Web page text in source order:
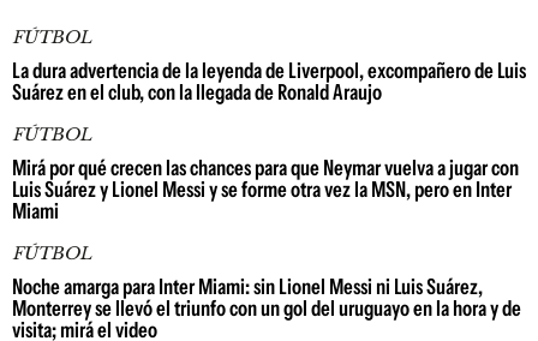
FÚTBOL
La dura advertencia de la leyenda de Liverpool, excompañero de Luis
Suárez en el club, con la llegada de Ronald Araujo
FÚTBOL
Mirá por qué crecen las chances para que Neymar vuelva a jugar con
Luis Suárez y Lionel Messi y se forme otra vez la MSN, pero en Inter
Miami
FÚTBOL
Noche amarga para Inter Miami: sin Lionel Messi ni Luis Suárez,
Monterrey se llevó el triunfo con un gol del uruguayo en la hora y de
visita; mirá el video